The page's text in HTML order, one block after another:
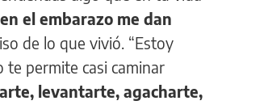
el embarazo me dan
de lo que vivió. “Estoy
te permite casi caminar
levantarte, agacharte,